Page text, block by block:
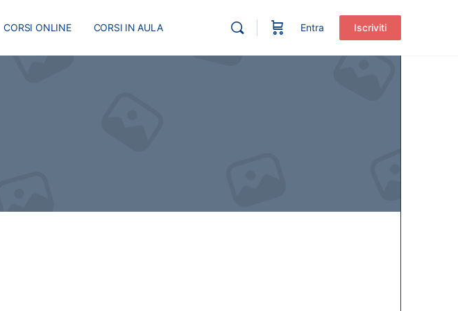
CORSI ONLINE CORSI IN AULA Entra Iscriviti